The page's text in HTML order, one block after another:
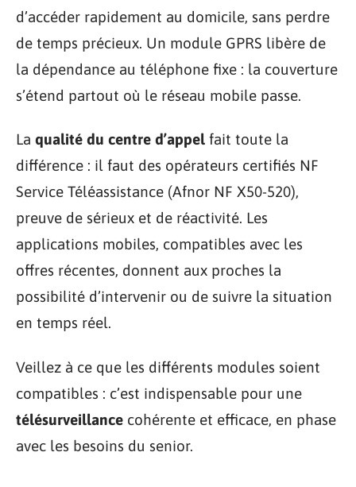
d’accéder rapidement au domicile, sans perdre
de temps précieux. Un module GPRS libère de
la dépendance au téléphone fixe : la couverture
s’étend partout où le réseau mobile passe.
La qualité du centre d’appel fait toute la
différence : il faut des opérateurs certifiés NF
Service Téléassistance (Afnor NF X50-520),
preuve de sérieux et de réactivité. Les
applications mobiles, compatibles avec les
offres récentes, donnent aux proches la
possibilité d’intervenir ou de suivre la situation
en temps réel.
Veillez à ce que les différents modules soient
compatibles : c’est indispensable pour une
télésurveillance cohérente et efficace, en phase
avec les besoins du senior.